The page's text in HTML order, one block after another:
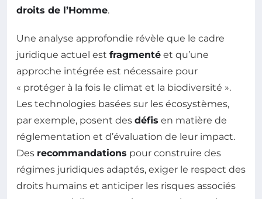
droits de l’Homme.
Une analyse approfondie révèle que le cadre
juridique actuel est fragmenté et qu’une
approche intégrée est nécessaire pour
« protéger à la fois le climat et la biodiversité ».
Les technologies basées sur les écosystèmes,
par exemple, posent des défis en matière de
réglementation et d’évaluation de leur impact.
Des recommandations pour construire des
régimes juridiques adaptés, exiger le respect des
droits humains et anticiper les risques associés